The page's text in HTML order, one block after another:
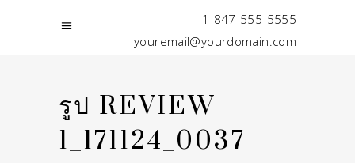
1-847-555-5555
youremail@yourdomain.com
รูป REVIEW
1_171124_0037